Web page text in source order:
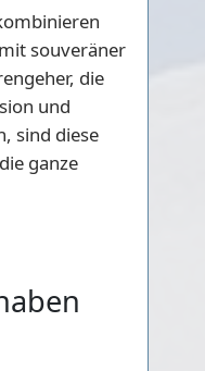
souveräner
die
und
sind diese
ganze